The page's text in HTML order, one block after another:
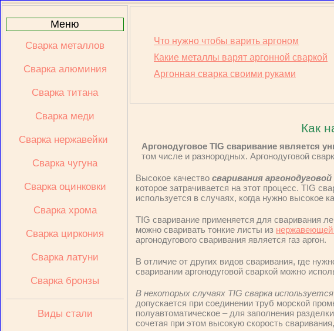
Меню
Сварка металлов
Сварка алюминия
Сварка титана
Сварка меди
Сварка нержавейки
Сварка чугуна
Сварка оцинковки
Сварка хрома
Сварка циркония
Сварка латуни
Сварка бронзы
Виды стали
Что нужно чтобы варить аргоном
Какие металлы варят аргонной сваркой
Аргонная сварка своими руками
Как
Аргонодуговое TIG сваривание является
том числе и разнородных. Аргонодуговой
Высокое качество сваривания
которое затрачивается на этот процесс. TIG
используется в случаях, когда нужно высокое
TIG сваривание применяется для сваривания
можно сваривать тонкие листы из нержавеющей
аргонодугового сваривания является газ аргон.
В отличие от других видов сваривания, где
сваривании аргонодуговой сваркой можно
В некоторых случаях TIG сварка
допускается при соединении труб морской
полуавтоматическое – для заполнения
сочетая при этом высокую скорость